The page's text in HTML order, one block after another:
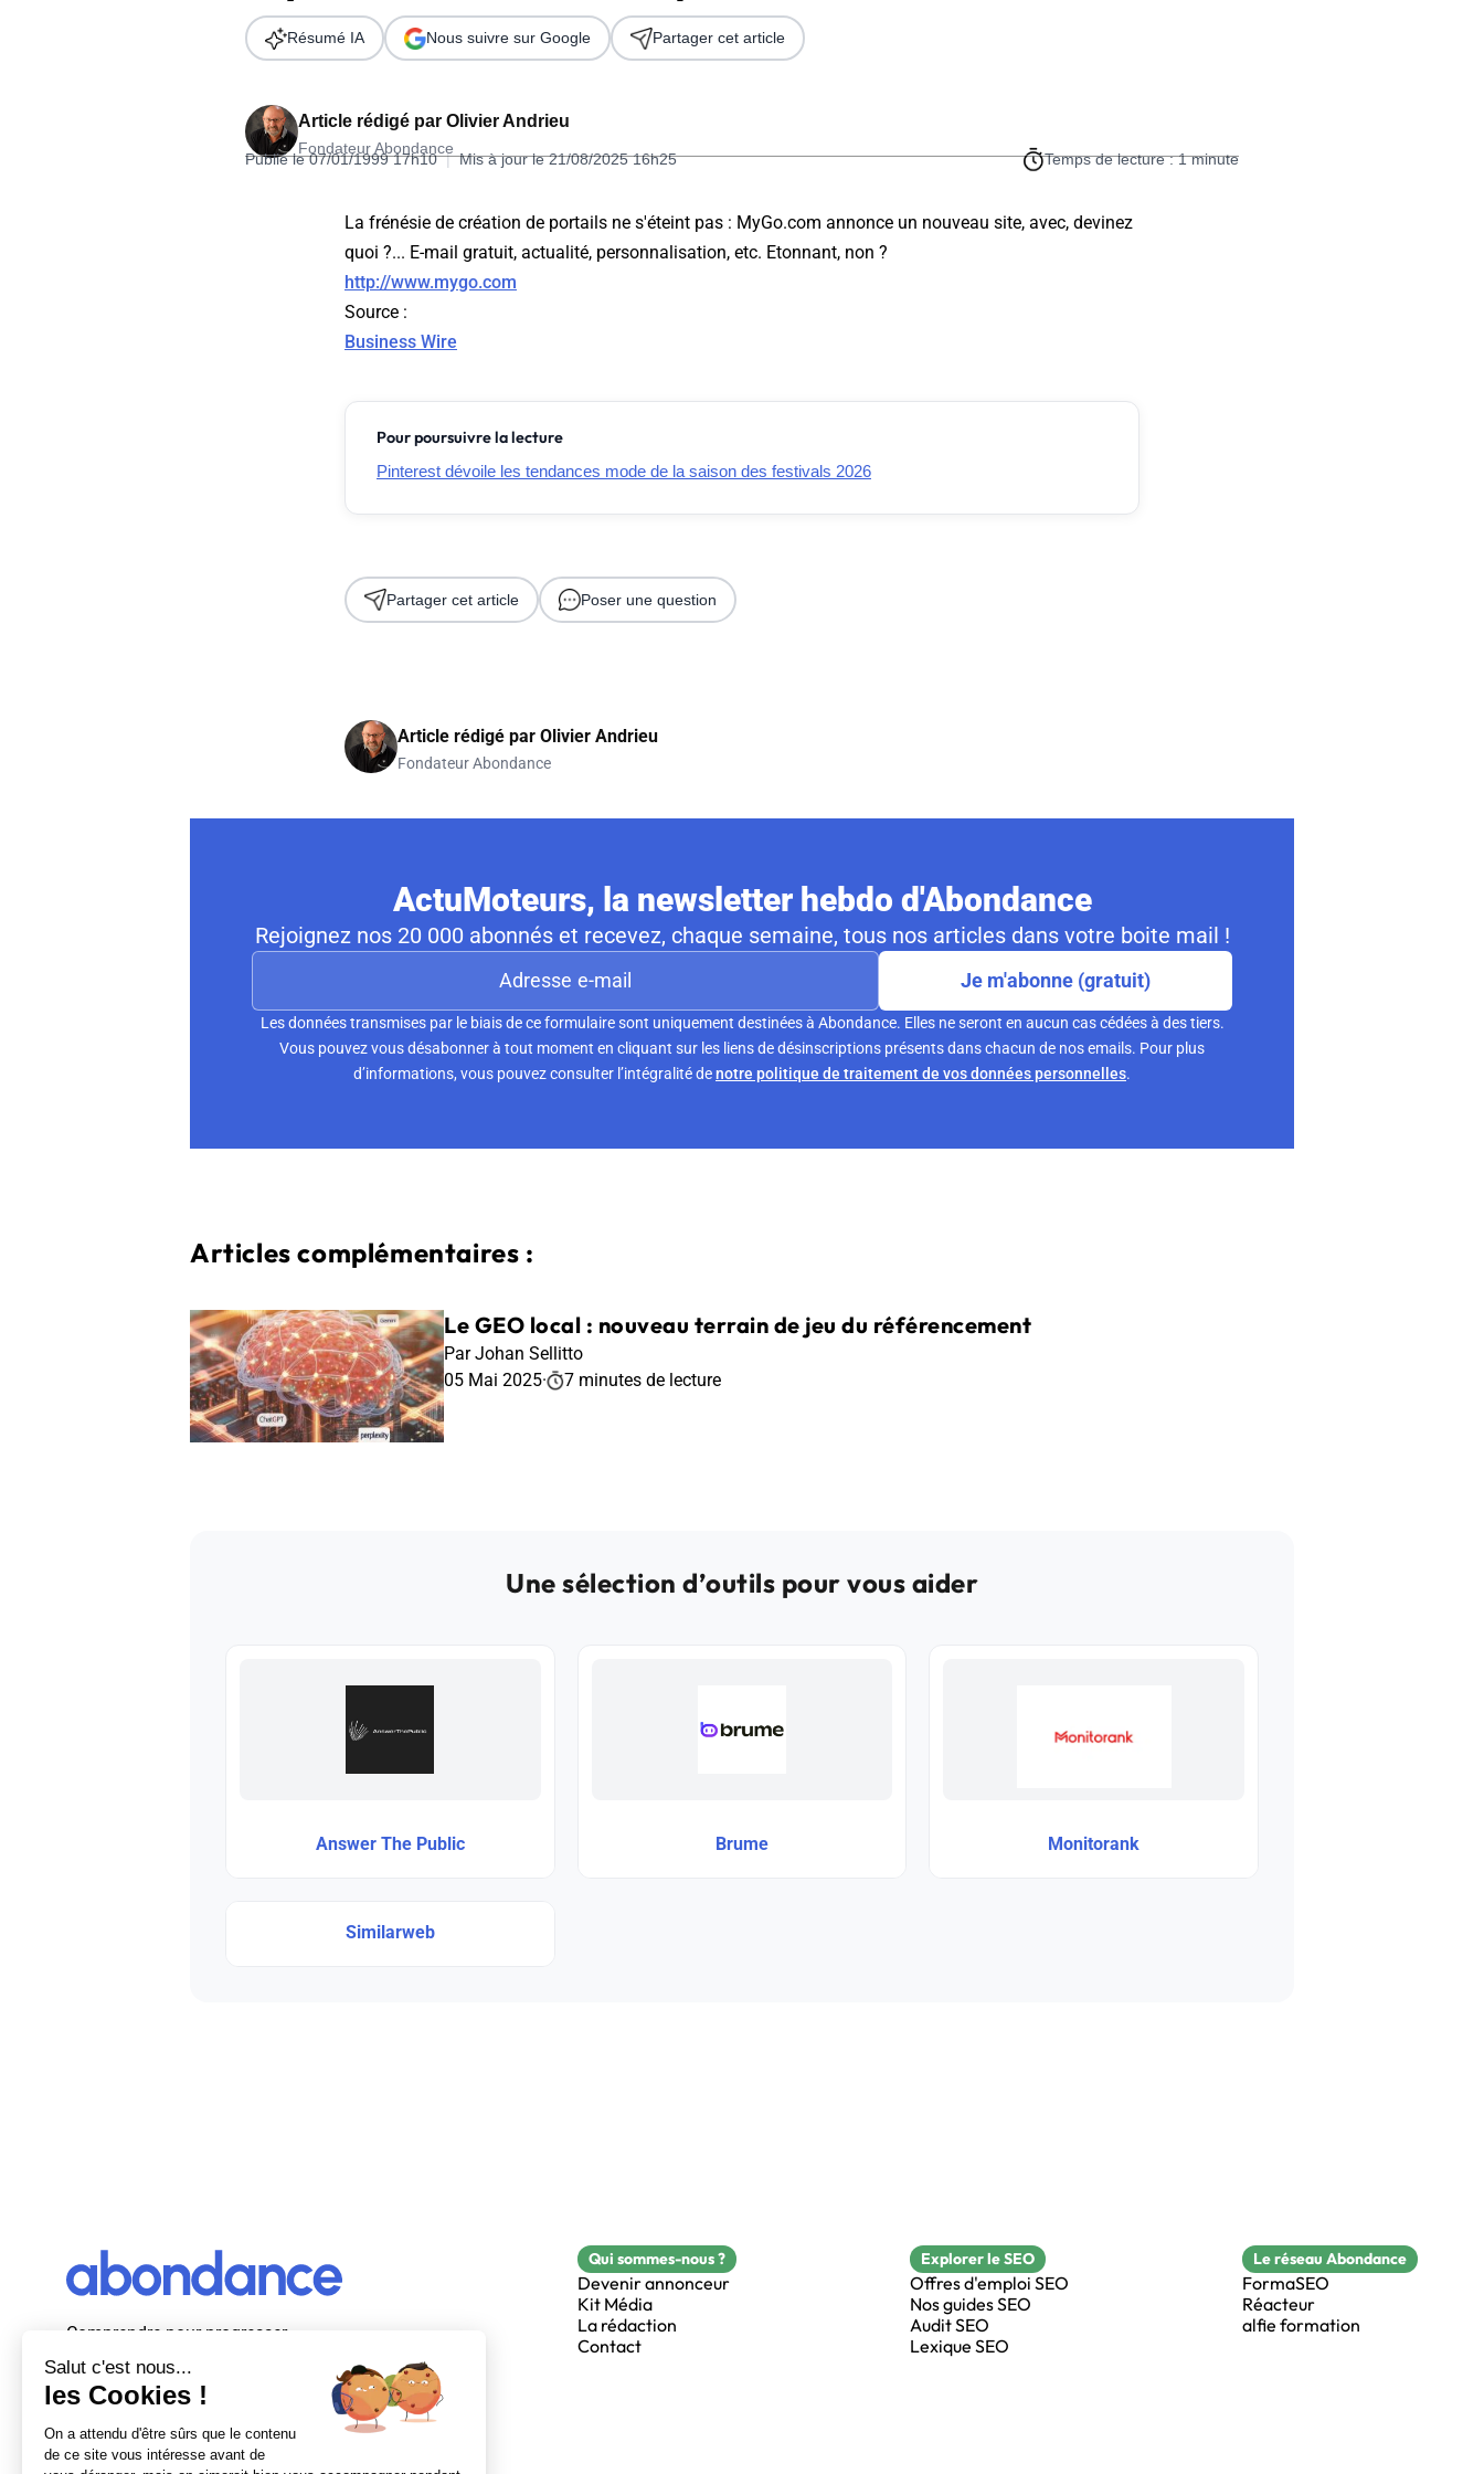
Télécharger l'Ebook
Formation SEO & GEO - Edition 2026
Article rédigé par Olivier Andrieu
Fondateur Abondance
Publié le 07/01/1999 17h10 | Mis à jour le 21/08/2025 16h25 Temps de lecture : 1 minute
Résumé IA Nous suivre sur Google Partager cet article
La frénésie de création de portails ne s'éteint pas : MyGo.com annonce un nouveau site, avec, devinez
quoi ?... E-mail gratuit, actualité, personnalisation, etc. Etonnant, non ?
http://www.mygo.com
Source :
Business Wire
Pour poursuivre la lecture
Pinterest dévoile les tendances mode de la saison des festivals 2026
Partager cet article Poser une question
Article rédigé par Olivier Andrieu
Fondateur Abondance
ActuMoteurs, la newsletter hebdo d'Abondance
Rejoignez nos 20 000 abonnés et recevez, chaque semaine, tous nos articles dans votre boite mail !
Je m'abonne (gratuit)
Les données transmises par le biais de ce formulaire sont uniquement destinées à Abondance. Elles ne seront en aucun cas cédées à des tiers.
Vous pouvez vous désabonner à tout moment en cliquant sur les liens de désinscriptions présents dans chacun de nos emails. Pour plus
d’informations, vous pouvez consulter l’intégralité denotre politique de traitement de vos données personnelles.
Articles complémentaires :
Le GEO local : nouveau terrain de jeu du référencement
Par Johan Sellitto
05 Mai 2025· 7 minutes de lecture
Une sélection d’outils pour vous aider
Answer The Public Brume Monitorank
Similarweb
Comprendre pour progresser
Abondance, le premier média d’actualité
autour du SEO et des moteurs de recherche
en France.
Qui sommes-nous ?
Devenir annonceur
Kit Média
La rédaction
Contact
Explorer le SEO
Offres d'emploi SEO
Nos guides SEO
Audit SEO
Lexique SEO
Le réseau Abondance
FormaSEO
Réacteur
alfie formation